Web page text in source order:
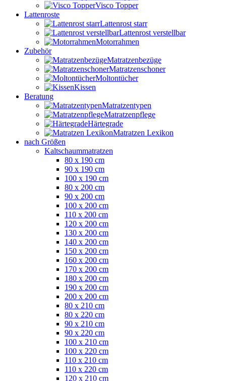
Visco Topper
Lattenroste
Lattenrost starr
Lattenrost verstellbar
Motorrahmen
Zubehör
Matratzenbezüge
Matratzenschoner
Moltontücher
Kissen
Beratung
Matratzentypen
Matratzenpflege
Härtegrade
Matratzen Lexikon
nach Größen
Kaltschaummatratzen
80 x 190 cm
90 x 190 cm
100 x 190 cm
80 x 200 cm
90 x 200 cm
100 x 200 cm
110 x 200 cm
120 x 200 cm
130 x 200 cm
140 x 200 cm
150 x 200 cm
160 x 200 cm
170 x 200 cm
180 x 200 cm
190 x 200 cm
200 x 200 cm
80 x 210 cm
80 x 220 cm
90 x 210 cm
90 x 220 cm
100 x 210 cm
100 x 220 cm
110 x 210 cm
110 x 220 cm
120 x 210 cm